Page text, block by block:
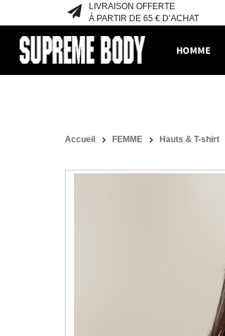
LIVRAISON OFFERTE
À PARTIR DE 65 € D’ACHAT
HOMME
Accueil FEMME Hauts & T-shirt